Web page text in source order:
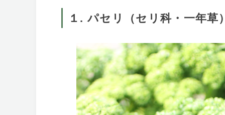
１. パセリ（セリ科・一年草）